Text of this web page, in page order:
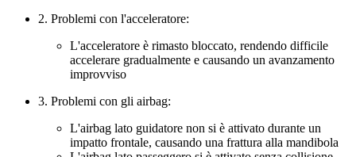
2. Problemi con l'acceleratore:
L'acceleratore è rimasto bloccato, rendendo difficile
accelerare gradualmente e causando un avanzamento
improvviso
3. Problemi con gli airbag:
L'airbag lato guidatore non si è attivato durante un
impatto frontale, causando una frattura alla mandibola